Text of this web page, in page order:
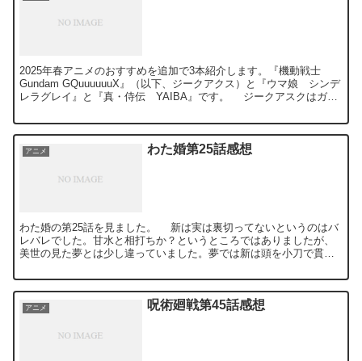
2025年春アニメのおすすめを追加で3本紹介します。『機動戦士
Gundam GQuuuuuuX』（以下、ジークアクス）と『ウマ娘 シンデ
レラグレイ』と『真・侍伝 YAIBA』です。 ジークアスクはガン
アニメ わた婚第25話感想
わた婚の第25話を見ました。 新は実は裏切ってないというのはバ
レバレでした。甘水と相打ちか？というところではありましたが、
美世の見た夢とは少し違っていました。夢では新は頭を小刀で貫か
アニメ 呪術廻戦第45話感想